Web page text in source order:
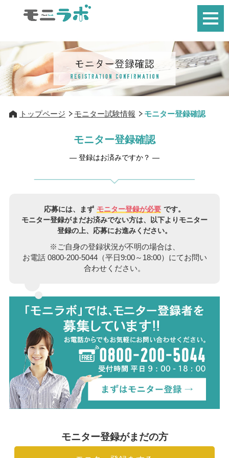
トップページ モニター試験情報 モニター登録確認
モニター登録確認
― 登録はお済みですか？ ―
応募には、まず モニター登録が必要 です。
モニター登録がまだお済みでない方は、以下よりモニター
登録の上、応募にお進みください。
※ご自身の登録状況が不明の場合は、
お電話 0800-200-5044（平日9:00～18:00）にてお問い
合わせください。
モニター登録がまだの方